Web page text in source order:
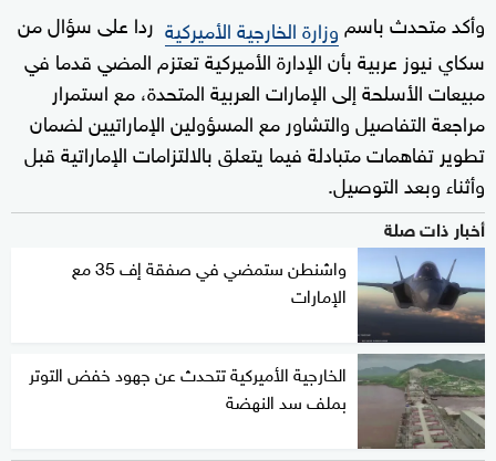
وأكد متحدث باسموزارة الخارجية الأميركية ردا على سؤال من
سكاي نيوز عربية بأن الإدارة الأميركية تعتزم المضي قدما في
مبيعات الأسلحة إلى الإمارات العربية المتحدة، مع استمرار
مراجعة التفاصيل والتشاور مع المسؤولين الإماراتيين لضمان
تطوير تفاهمات متبادلة فيما يتعلق بالالتزامات الإماراتية قبل
وأثناء وبعد التوصيل.
أخبار ذات صلة
واشنطن ستمضي في صفقة إف 35 مع
الإمارات
الخارجية الأميركية تتحدث عن جهود خفض التوتر
بملف سد النهضة